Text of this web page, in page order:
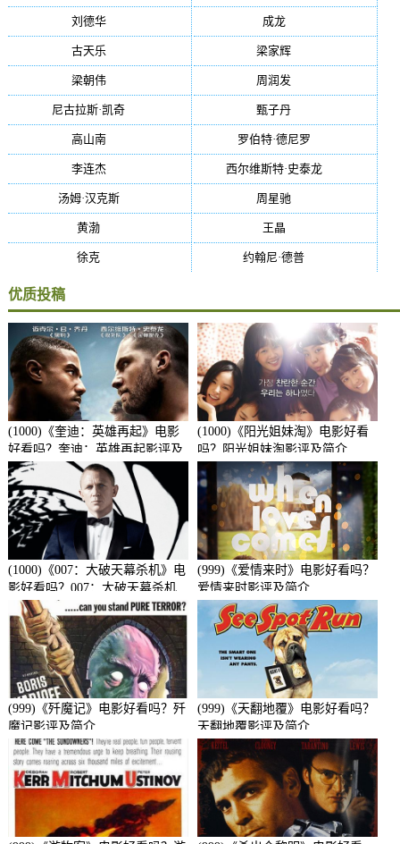
刘德华(50) 成龙(46)
古天乐 梁家辉
梁朝伟(37) 周润发
尼古拉斯·凯奇 甄子丹
高山南(33) 罗伯特·德尼罗
李连杰(29) 西尔维斯特·史泰龙(29)
汤姆·汉克斯(27) 周星驰
黄渤 王晶
徐克 约翰尼·德普
优质投稿
(1000)《奎迪：英雄再起》电影
好看吗？奎迪：英雄再起影评及
简介
(1000)《阳光姐妹淘》电影好看
吗？阳光姐妹淘影评及简介
(1000)《007：大破天幕杀机》电
影好看吗？007：大破天幕杀机
影评及简介
(999)《爱情来时》电影好看吗？
爱情来时影评及简介
(999)《歼魔记》电影好看吗？歼
魔记影评及简介
(999)《天翻地覆》电影好看吗？
天翻地覆影评及简介